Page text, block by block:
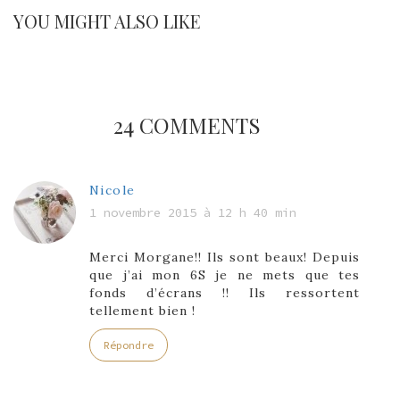
YOU MIGHT ALSO LIKE
24 COMMENTS
Nicole
1 novembre 2015 à 12 h 40 min
Merci Morgane!! Ils sont beaux! Depuis
que j’ai mon 6S je ne mets que tes
fonds d’écrans !! Ils ressortent
tellement bien !
Répondre